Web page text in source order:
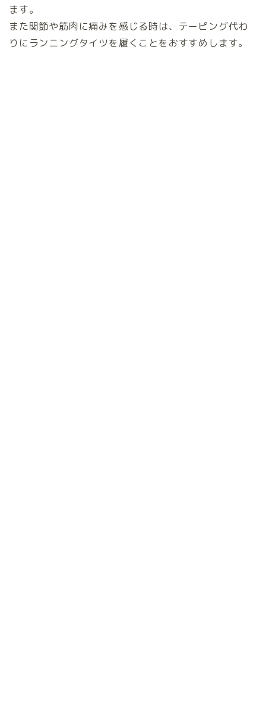
ます。
また関節や筋肉に痛みを感じる時は、テーピング代わ
りにランニングタイツを履くことをおすすめします。